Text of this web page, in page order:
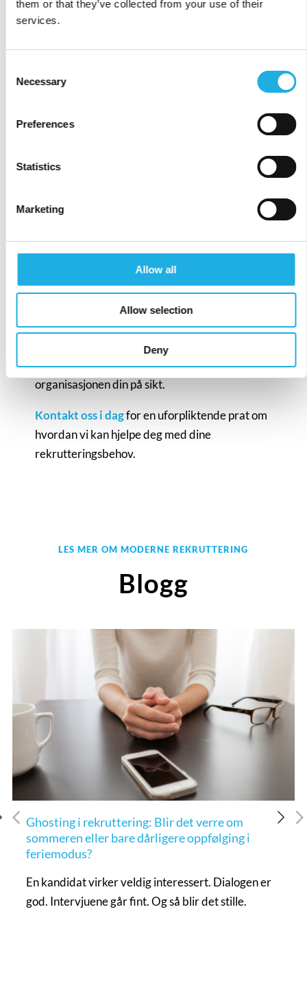
them or that they’ve collected from your use of their
services.
Selection
Necessary
Preferences
Statistics
Marketing
Allow all
Allow selection
Deny
stabilitet.
forhandling om lønn. For arbeidsgivere gjelder
bevegelse, med både nye muligheter og økt
avgjørende å finne og beholde de riktige
folkene.
Compass hjelper deg med strategisk
rekruttering og talentanskaffelse som er
tilpasset markedets utvikling. Vi kombinerer
solid bransjeinnsikt med moderne
søkeprosesser for å finne kandidater som ikke
bare fyller stillingen, men styrker
organisasjonen din på sikt.
Kontakt oss i dagfor en uforpliktende prat om
hvordan vi kan hjelpe deg med dine
rekrutteringsbehov.
LES MER OM MODERNE REKRUTTERING
Blogg
Ghosting i rekruttering: Blir det verre om
sommeren eller bare dårligere oppfølging i
feriemodus?
En kandidat virker veldig interessert. Dialogen er
god. Intervjuene går fint. Og så blir det stille.